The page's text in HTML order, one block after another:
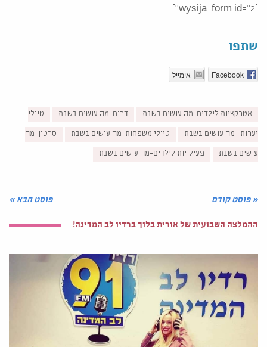
שתפו
Facebook אימייל
אטרקציות לילדים-מה עושים בשבת דרום-מה עושים בשבת טיולי
יערות -מה עושים בשבת טיולי משפחות-מה עושים בשבת סרטון-מה
עושים בשבת פעילויות לילדים-מה עושים בשבת
« פוסט קודם פוסט הבא »
ההמלצה השבועית של אורית בלוך ברדיו לב המדינה!